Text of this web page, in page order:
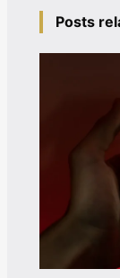
Posts